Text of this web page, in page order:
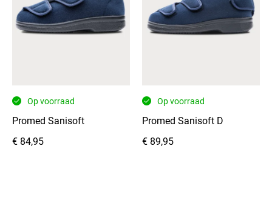
terwijl
de
binnenzijde
zachtheid
ondersteuning
biedt.
Op voorraad
Promed Sanisoft
€ 84,95
Op voorraad
Promed Sanisoft D
€ 89,95